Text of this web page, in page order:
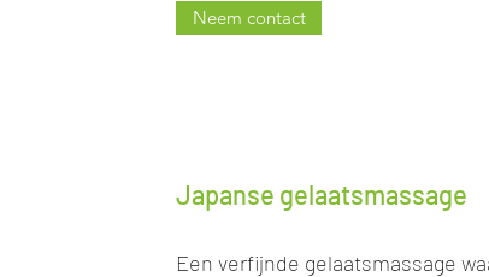
Neem contact
Japanse gelaatsmassage
Een verfijnde gelaatsmassage